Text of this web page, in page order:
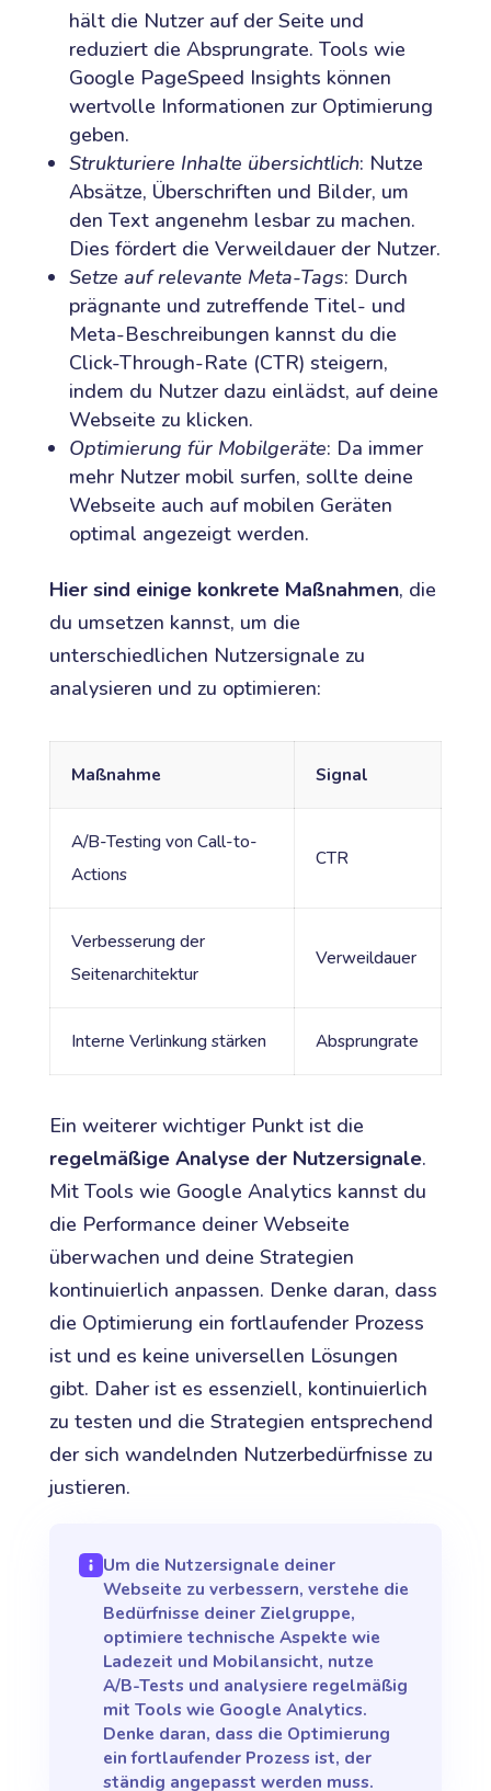
hält die Nutzer auf der Seite und
reduziert die Absprungrate. Tools wie
Google PageSpeed Insights können
wertvolle Informationen zur Optimierung
geben.
Strukturiere Inhalte übersichtlich: Nutze
Absätze, Überschriften und Bilder, um
den Text angenehm lesbar zu machen.
Dies fördert die Verweildauer der Nutzer.
Setze auf relevante Meta-Tags: Durch
prägnante und zutreffende Titel- und
Meta-Beschreibungen kannst du die
Click-Through-Rate (CTR) steigern,
indem du Nutzer dazu einlädst, auf deine
Webseite zu klicken.
Optimierung für Mobilgeräte: Da immer
mehr Nutzer mobil surfen, sollte deine
Webseite auch auf mobilen Geräten
optimal angezeigt werden.
Hier sind einige konkrete Maßnahmen, die
du umsetzen kannst, um die
unterschiedlichen Nutzersignale zu
analysieren und zu optimieren:
Maßnahme Signal
A/B-Testing von Call-to-
Actions
CTR
Verbesserung der
Seitenarchitektur
Verweildauer
Interne Verlinkung stärken Absprungrate
Ein weiterer wichtiger Punkt ist die
regelmäßige Analyse der Nutzersignale.
Mit Tools wie Google Analytics kannst du
die Performance deiner Webseite
überwachen und deine Strategien
kontinuierlich anpassen. Denke daran, dass
die Optimierung ein fortlaufender Prozess
ist und es keine universellen Lösungen
gibt. Daher ist es essenziell, kontinuierlich
zu testen und die Strategien entsprechend
der sich wandelnden Nutzerbedürfnisse zu
justieren.
Um die Nutzersignale deiner
Webseite zu verbessern, verstehe die
Bedürfnisse deiner Zielgruppe,
optimiere technische Aspekte wie
Ladezeit und Mobilansicht, nutze
A/B-Tests und analysiere regelmäßig
mit Tools wie Google Analytics.
Denke daran, dass die Optimierung
ein fortlaufender Prozess ist, der
ständig angepasst werden muss.